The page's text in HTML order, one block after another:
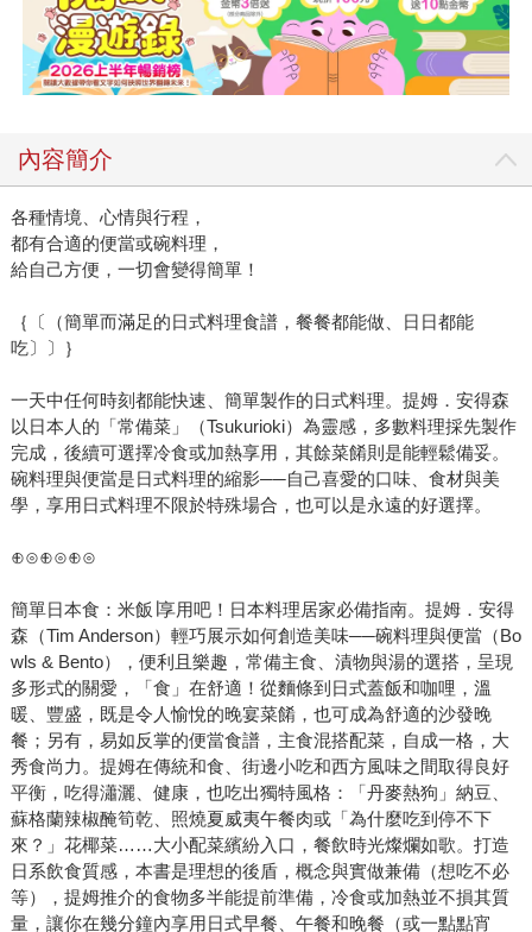
內容簡介
各種情境、心情與行程，
都有合適的便當或碗料理，
給自己方便，一切會變得簡單！
｛〔（簡單而滿足的日式料理食譜，餐餐都能做、日日都能
吃〕〕｝
一天中任何時刻都能快速、簡單製作的日式料理。提姆．安得森
以日本人的「常備菜」（Tsukurioki）為靈感，多數料理採先製作
完成，後續可選擇冷食或加熱享用，其餘菜餚則是能輕鬆備妥。
碗料理與便當是日式料理的縮影──自己喜愛的口味、食材與美
學，享用日式料理不限於特殊場合，也可以是永遠的好選擇。
⊕⊙⊕⊙⊕⊙
簡單日本食：米飯∣享用吧！日本料理居家必備指南。提姆．安得
森（Tim Anderson）輕巧展示如何創造美味──碗料理與便當（Bo
wls & Bento），便利且樂趣，常備主食、漬物與湯的選搭，呈現
多形式的關愛，「食」在舒適！從麵條到日式蓋飯和咖哩，溫
暖、豐盛，既是令人愉悅的晚宴菜餚，也可成為舒適的沙發晚
餐；另有，易如反掌的便當食譜，主食混搭配菜，自成一格，大
秀食尚力。提姆在傳統和食、街邊小吃和西方風味之間取得良好
平衡，吃得瀟灑、健康，也吃出獨特風格：「丹麥熱狗」納豆、
蘇格蘭辣椒醃筍乾、照燒夏威夷午餐肉或「為什麼吃到停不下
來？」花椰菜……大小配菜繽紛入口，餐飲時光燦爛如歌。打造
日系飲食質感，本書是理想的後盾，概念與實做兼備（想吃不必
等），提姆推介的食物多半能提前準備，冷食或加熱並不損其質
量，讓你在幾分鐘內享用日式早餐、午餐和晚餐（或一點點宵